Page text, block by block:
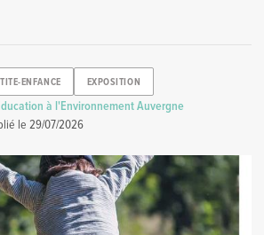
ENFANCE EXPOSITION
à l'Environnement Auvergne
le29/07/2026